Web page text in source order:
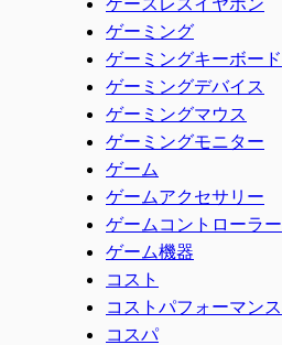
ゲーミング
ゲーミングキーボード
ゲーミングデバイス
ゲーミングマウス
ゲーミングモニター
ゲーム
ゲームアクセサリー
ゲームコントローラー
ゲーム機器
コスト
コストパフォーマンス
コスパ